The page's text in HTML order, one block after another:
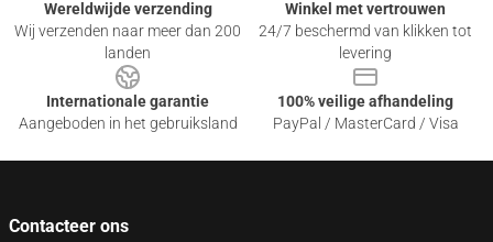
Wereldwijde verzending
Wij verzenden naar meer dan 200
landen
Winkel met vertrouwen
24/7 beschermd van klikken tot
levering
Internationale garantie
Aangeboden in het gebruiksland
100% veilige afhandeling
PayPal / MasterCard / Visa
Contacteer ons